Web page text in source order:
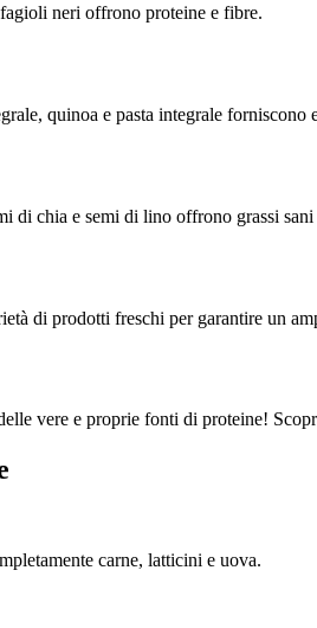
neri offrono proteine e fibre.
quinoa e pasta integrale forniscono
di chia e semi di lino offrono grassi sani
di prodotti freschi per garantire un
vere e proprie fonti di proteine!
carne, latticini e uova.